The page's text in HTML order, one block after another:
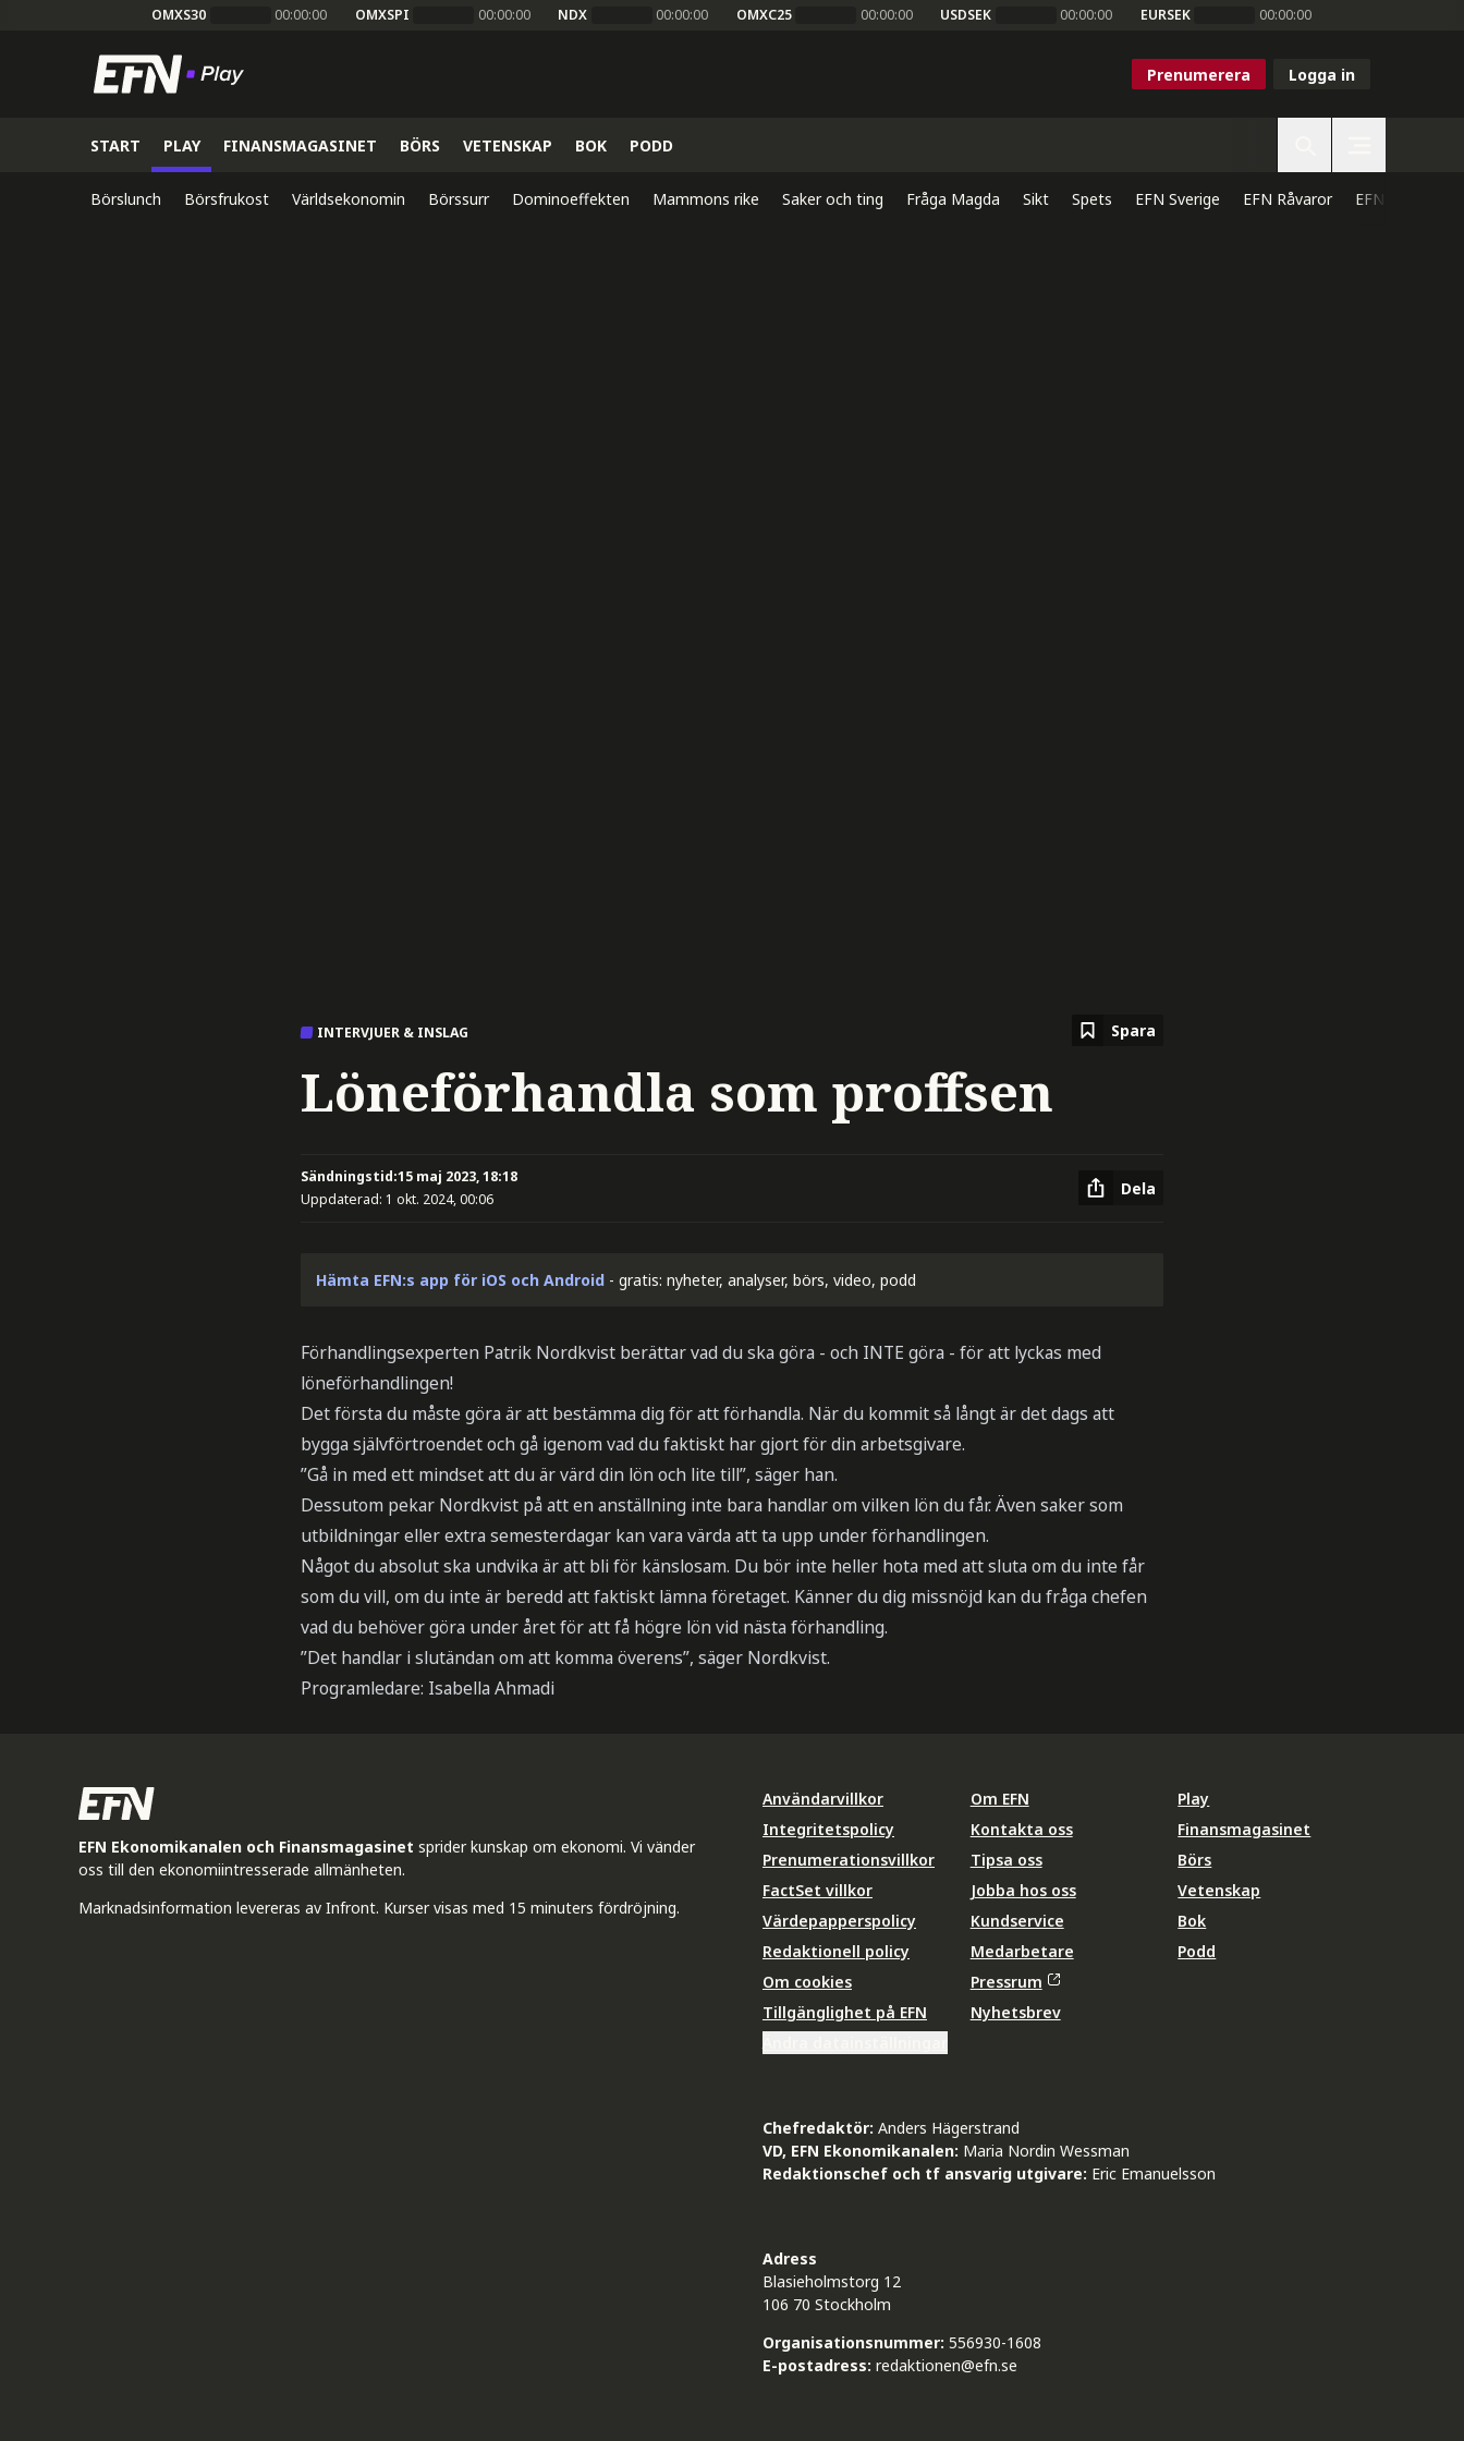
OMXS30 00:00:00 OMXSPI 00:00:00 NDX 00:00:00 OMXC25 00:00:00 USDSEK 00:00:00 EURSEK 00:00:00
Prenumerera Logga in
START PLAY FINANSMAGASINET BÖRS VETENSKAP BOK PODD
Börslunch Börsfrukost Världsekonomin Börssurr Dominoeffekten Mammons rike Saker och ting Fråga Magda Sikt Spets EFN Sverige EFN Råvaror EFN Direkt
INTERVJUER & INSLAG Spara
Löneförhandla som proffsen
Sändningstid:15 maj 2023, 18:18
Uppdaterad: 1 okt. 2024, 00:06
Dela
Hämta EFN:s app för iOS och Android - gratis: nyheter, analyser, börs, video, podd
Förhandlingsexperten Patrik Nordkvist berättar vad du ska göra - och INTE göra - för att lyckas med
löneförhandlingen!
Det första du måste göra är att bestämma dig för att förhandla. När du kommit så långt är det dags att
bygga självförtroendet och gå igenom vad du faktiskt har gjort för din arbetsgivare.
”Gå in med ett mindset att du är värd din lön och lite till”, säger han.
Dessutom pekar Nordkvist på att en anställning inte bara handlar om vilken lön du får. Även saker som
utbildningar eller extra semesterdagar kan vara värda att ta upp under förhandlingen.
Något du absolut ska undvika är att bli för känslosam. Du bör inte heller hota med att sluta om du inte får
som du vill, om du inte är beredd att faktiskt lämna företaget. Känner du dig missnöjd kan du fråga chefen
vad du behöver göra under året för att få högre lön vid nästa förhandling.
”Det handlar i slutändan om att komma överens”, säger Nordkvist.
Programledare: Isabella Ahmadi
EFN Ekonomikanalen och Finansmagasinet sprider kunskap om ekonomi. Vi vänder
oss till den ekonomiintresserade allmänheten.
Marknadsinformation levereras av Infront. Kurser visas med 15 minuters fördröjning.
Användarvillkor
Integritetspolicy
Prenumerationsvillkor
FactSet villkor
Värdepapperspolicy
Redaktionell policy
Om cookies
Tillgänglighet på EFN
Om EFN
Kontakta oss
Tipsa oss
Jobba hos oss
Kundservice
Medarbetare
Pressrum
Nyhetsbrev
Play
Finansmagasinet
Börs
Vetenskap
Bok
Podd
Chefredaktör: Anders Hägerstrand
VD, EFN Ekonomikanalen: Maria Nordin Wessman
Redaktionschef och tf ansvarig utgivare: Eric Emanuelsson
Adress
Blasieholmstorg 12
106 70 Stockholm
Organisationsnummer: 556930-1608
E-postadress: redaktionen@efn.se